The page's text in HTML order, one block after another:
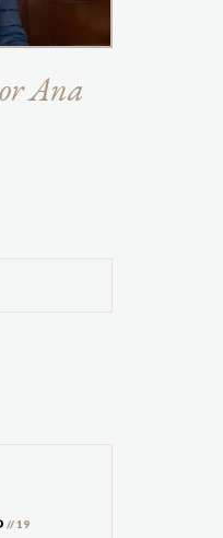
Ana
// 19